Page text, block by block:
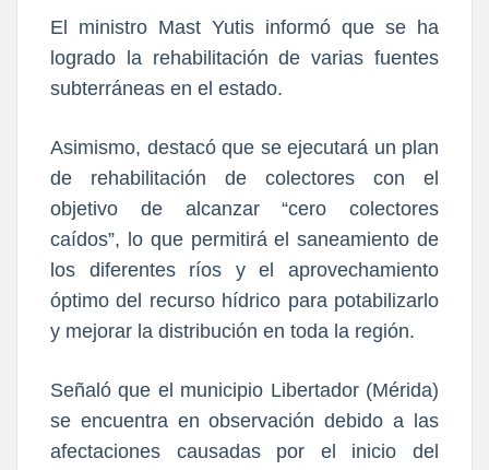
El ministro Mast Yutis informó que se ha
logrado la rehabilitación de varias fuentes
subterráneas en el estado.
Asimismo, destacó que se ejecutará un plan
de rehabilitación de colectores con el
objetivo de alcanzar “cero colectores
caídos”, lo que permitirá el saneamiento de
los diferentes ríos y el aprovechamiento
óptimo del recurso hídrico para potabilizarlo
y mejorar la distribución en toda la región.
Señaló que el municipio Libertador (Mérida)
se encuentra en observación debido a las
afectaciones causadas por el inicio del